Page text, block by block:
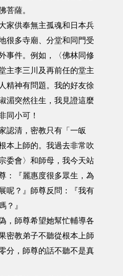
菩薩。
家供奉無主孤魂和日本兵
很多寺廟、分堂和同門受
事件。例如，〈佛林同修
主李三川及再前任的堂主
精神有問題。我的好友徐
湄突然往生，我見證這麼
同小可！
認清，密教只有「一皈
本上師的。我過去非常吹
委會〉和師母，我今天站
：『麗惠度很多眾生，為
呢？』師尊反問：『我有
？』
，師尊希望她幫忙輔導各
密教弟子不聽從根本上師
分，師尊的話不聽不是真